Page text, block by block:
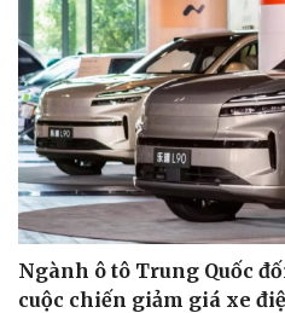
Cải chính
Ngành ô tô Trung Quốc
cuộc chiến giảm giá xe